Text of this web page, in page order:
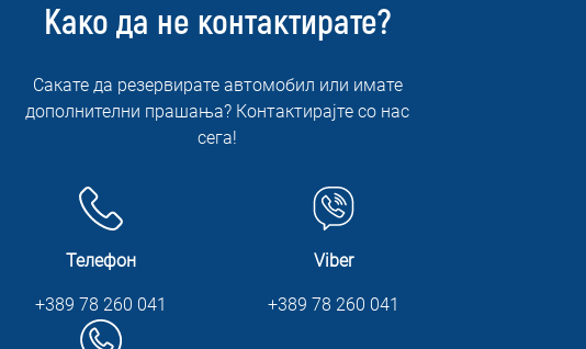
Како да не контактирате?
Сакате да резервирате автомобил или имате
дополнителни прашања? Контактирајте со нас
сега!
Телефон
+389 78 260 041
Viber
+389 78 260 041